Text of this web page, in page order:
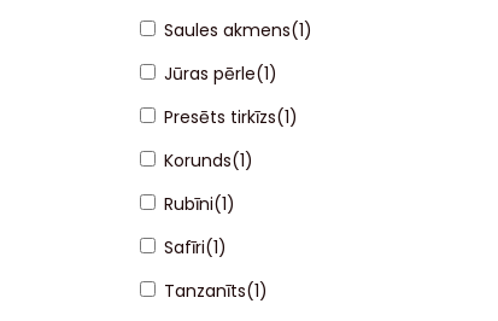
Saules akmens(1)
Jūras pērle(1)
Presēts tirkīzs(1)
Korunds(1)
Rubīni(1)
Safīri(1)
Tanzanīts(1)